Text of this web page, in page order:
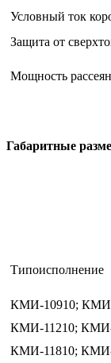
Условный ток
Защита от
Мощность
Габаритные
Типоисполнение
КМИ-10910; КМИ-
КМИ-11210; КМИ-
КМИ-11810; КМИ-